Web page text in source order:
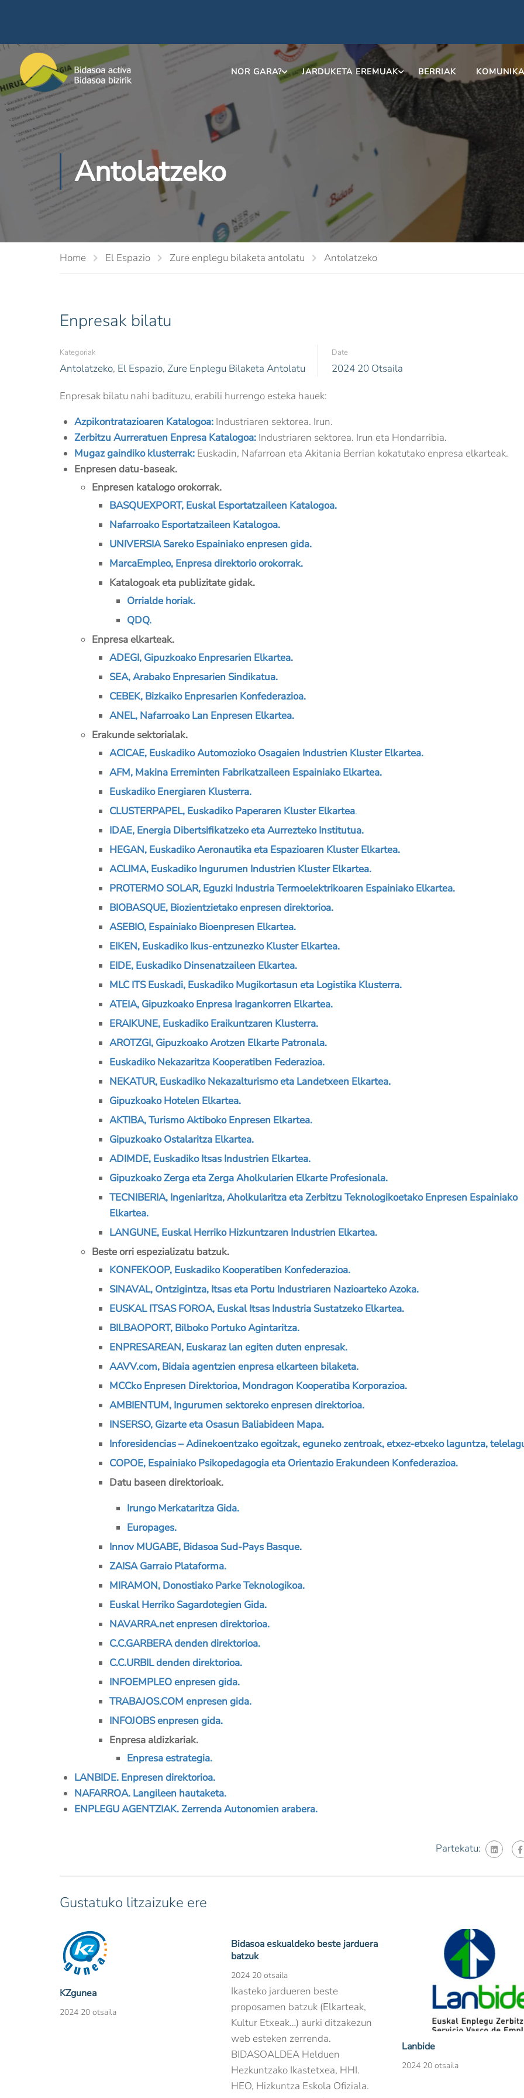
NOR GARA? JARDUKETA EREMUAK BERRIAK
Antolatzeko
Home El Espazio Zure enplegu bilaketa antolatu Antolatzeko
Enpresak bilatu
Kategoriak
Antolatzeko, El Espazio, Zure Enplegu Bilaketa Antolatu
Date
2024 20 Otsaila
Enpresak bilatu nahi badituzu, erabili hurrengo esteka hauek:
Azpikontratazioaren Katalogoa: Industriaren sektorea. Irun.
Zerbitzu Aurreratuen Enpresa Katalogoa: Industriaren sektorea. Irun eta Hondarribia.
Mugaz gaindiko klusterrak: Euskadin, Nafarroan eta Akitania Berrian kokatutako enpresa elkarteak.
Enpresen datu-baseak.
Enpresen katalogo orokorrak.
BASQUEXPORT, Euskal Esportatzaileen Katalogoa.
Nafarroako Esportatzaileen Katalogoa.
UNIVERSIA Sareko Espainiako enpresen gida.
MarcaEmpleo, Enpresa direktorio orokorrak.
Katalogoak eta publizitate gidak.
Orrialde horiak.
QDQ.
Enpresa elkarteak.
ADEGI, Gipuzkoako Enpresarien Elkartea.
SEA, Arabako Enpresarien Sindikatua.
CEBEK, Bizkaiko Enpresarien Konfederazioa.
ANEL, Nafarroako Lan Enpresen Elkartea.
Erakunde sektorialak.
ACICAE, Euskadiko Automozioko Osagaien Industrien Kluster Elkartea.
AFM, Makina Erreminten Fabrikatzaileen Espainiako Elkartea.
Euskadiko Energiaren Klusterra.
CLUSTERPAPEL, Euskadiko Paperaren Kluster Elkartea.
IDAE, Energia Dibertsifikatzeko eta Aurrezteko Institutua.
HEGAN, Euskadiko Aeronautika eta Espazioaren Kluster Elkartea.
ACLIMA, Euskadiko Ingurumen Industrien Kluster Elkartea.
PROTERMO SOLAR, Eguzki Industria Termoelektrikoaren Espainiako Elkartea.
BIOBASQUE, Biozientzietako enpresen direktorioa.
ASEBIO, Espainiako Bioenpresen Elkartea.
EIKEN, Euskadiko Ikus-entzunezko Kluster Elkartea.
EIDE, Euskadiko Dinsenatzaileen Elkartea.
MLC ITS Euskadi, Euskadiko Mugikortasun eta Logistika Klusterra.
ATEIA, Gipuzkoako Enpresa Iragankorren Elkartea.
ERAIKUNE, Euskadiko Eraikuntzaren Klusterra.
AROTZGI, Gipuzkoako Arotzen Elkarte Patronala.
Euskadiko Nekazaritza Kooperatiben Federazioa.
NEKATUR, Euskadiko Nekazalturismo eta Landetxeen Elkartea.
Gipuzkoako Hotelen Elkartea.
AKTIBA, Turismo Aktiboko Enpresen Elkartea.
Gipuzkoako Ostalaritza Elkartea.
ADIMDE, Euskadiko Itsas Industrien Elkartea.
Gipuzkoako Zerga eta Zerga Aholkularien Elkarte Profesionala.
TECNIBERIA, Ingeniaritza, Aholkularitza eta Zerbitzu Teknologikoetako Enpresen Espainiako
Elkartea.
LANGUNE, Euskal Herriko Hizkuntzaren Industrien Elkartea.
Beste orri espezializatu batzuk.
KONFEKOOP, Euskadiko Kooperatiben Konfederazioa.
SINAVAL, Ontzigintza, Itsas eta Portu Industriaren Nazioarteko Azoka.
EUSKAL ITSAS FOROA, Euskal Itsas Industria Sustatzeko Elkartea.
BILBAOPORT, Bilboko Portuko Agintaritza.
ENPRESAREAN, Euskaraz lan egiten duten enpresak.
AAVV.com, Bidaia agentzien enpresa elkarteen bilaketa.
MCCko Enpresen Direktorioa, Mondragon Kooperatiba Korporazioa.
AMBIENTUM, Ingurumen sektoreko enpresen direktorioa.
INSERSO, Gizarte eta Osasun Baliabideen Mapa.
Inforesidencias – Adinekoentzako egoitzak, eguneko zentroak, etxez-etxeko laguntza,
COPOE, Espainiako Psikopedagogia eta Orientazio Erakundeen Konfederazioa.
Datu baseen direktorioak.
Irungo Merkataritza Gida.
Europages.
Innov MUGABE, Bidasoa Sud-Pays Basque.
ZAISA Garraio Plataforma.
MIRAMON, Donostiako Parke Teknologikoa.
Euskal Herriko Sagardotegien Gida.
NAVARRA.net enpresen direktorioa.
C.C.GARBERA denden direktorioa.
C.C.URBIL denden direktorioa.
INFOEMPLEO enpresen gida.
TRABAJOS.COM enpresen gida.
INFOJOBS enpresen gida.
Enpresa aldizkariak.
Enpresa estrategia.
LANBIDE. Enpresen direktorioa.
NAFARROA. Langileen hautaketa.
ENPLEGU AGENTZIAK.Zerrenda Autonomien arabera.
Partekatu:
Gustatuko litzaizuke ere
KZgunea
2024 20 otsaila
Bidasoa eskualdeko beste jarduera
batzuk
2024 20 otsaila
Ikasteko jardueren beste
proposamen batzuk (Elkarteak,
Kultur Etxeak…) aurki ditzakezun
web esteken zerrenda.
BIDASOALDEA Helduen
Hezkuntzako Ikastetxea, HHI.
HEO, Hizkuntza Eskola Ofiziala.
Lanbide
2024 20 otsaila